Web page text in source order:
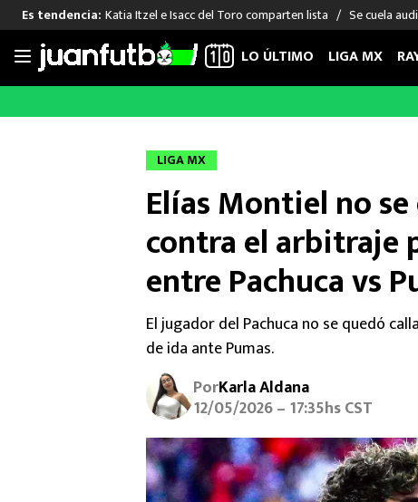
Saltar
Es tendencia: Katia Itzel e Isacc del Toro comparten lista Se cuela
LIGA MX
Chivas de Guadalajara
Liga MX Femenil
FUT INTERNACIONAL
Las Noticias
Selección Mexicana
Champions League
Europa League
Real Madrid
Barcelona
Memo
Chino
Edson
Santiago
LO ÚLTIMO LIGA MX
LIGA MX
Elías Montiel no
contra el arbitraje
entre Pachuca vs
El jugador del Pachuca no se quedó
de ida ante Pumas.
PorKarla Aldana
12/05/2026 – 17:35hs CST